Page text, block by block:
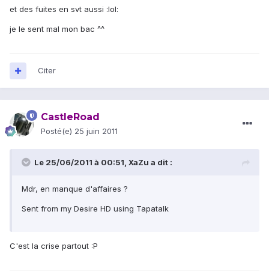
et des fuites en svt aussi :lol:
je le sent mal mon bac ^^
Citer
CastleRoad
Posté(e) 25 juin 2011
Le 25/06/2011 à 00:51, XaZu a dit :
Mdr, en manque d'affaires ?
Sent from my Desire HD using Tapatalk
C'est la crise partout :P